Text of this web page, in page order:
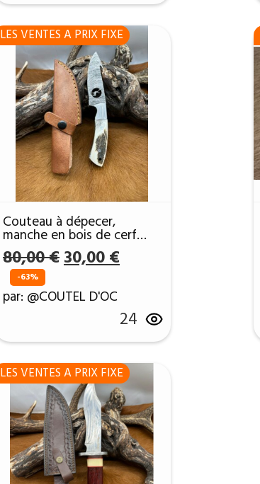
LES VENTES A PRIX FIXE
Couteau à dépecer,
manche en bois de cerf
avec étui en cuir ref DDC2
80,00€ Le
initial
était :
80,00 €.
30,00€Le
est :
30,00 €.
-63%
par: @COUTEL D'OC
24
LES VENTES A PRIX FIXE